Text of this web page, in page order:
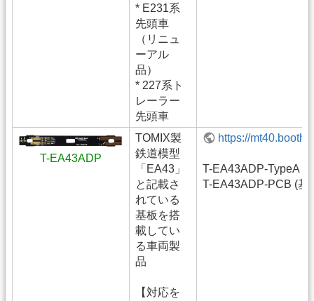
* E231系
先頭車
（リニュ
ーアル
品）
* 227系ト
レーラー
先頭車
T-EA43ADP
TOMIX製
鉄道模型
「EA43」
と記載さ
れている
基板を搭
載してい
る車両製
品
【対応を
https://
T-EA43ADP-TypeA
T-EA43ADP-PCB (基